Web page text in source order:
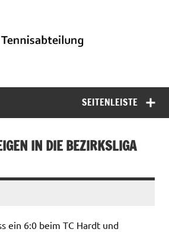
Tennisabteilung
Velbert
SEITENLEISTE
IN DIE BEZIRKSLIGA
ein 6:0 beim TC Hardt und